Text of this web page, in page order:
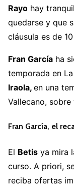
Rayo hay
quedarse y que
cláusula es de
Fran García ha
temporada en
Iraola, en una
Vallecano,
Fran García, el
El Betis ya mira
curso. A priori,
reciba ofertas